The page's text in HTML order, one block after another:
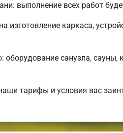
выполнение всех работ
изготовление каркаса,
санузла, сауны,
тарифы и условия вас